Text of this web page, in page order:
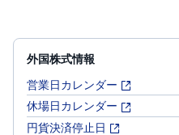
外国株式情報
営業日カレンダー
休場日カレンダー
円貨決済停止日